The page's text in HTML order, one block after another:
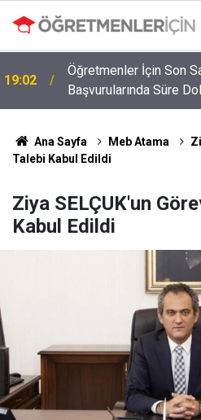
19:02
Öğretmenler İçin Son
Başvurularında Süre
Ana Sayfa Meb Atama
Talebi Kabul Edildi
Ziya SELÇUK'un
Kabul Edildi